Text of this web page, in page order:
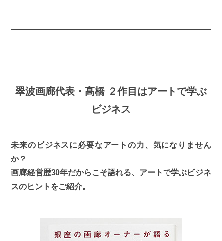
翠波画廊代表・髙橋 ２作目はアートで学ぶ
ビジネス
未来のビジネスに必要なアートの力、気になりません
か？
画廊経営歴30年だからこそ語れる、アートで学ぶビジネ
スのヒントをご紹介。